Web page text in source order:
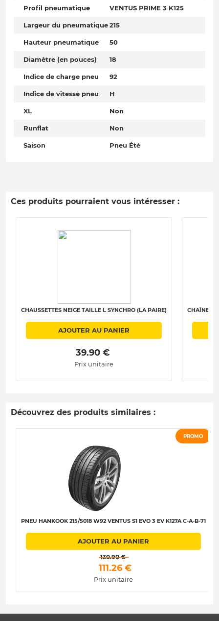
Profil pneumatique VENTUS PRIME 3 K125
Largeur du pneumatique215
Hauteur pneumatique 50
Diamètre (en pouces) 18
Indice de charge pneu 92
Indice de vitesse pneu H
XL Non
Runflat Non
Saison Pneu Été
Ces produits pourraient vous intéresser :
CHAUSSETTES NEIGE TAILLE L SYNCHRO (LA PAIRE)
AJOUTER AU PANIER
39.90 €
Prix unitaire
CHAÎNES
Découvrez des produits similaires :
PROMO
PNEU HANKOOK 215/5018 W92 VENTUS S1 EVO 3 EV K127A C-A-B-71
AJOUTER AU PANIER
130.90 €
111.26 €
Prix unitaire